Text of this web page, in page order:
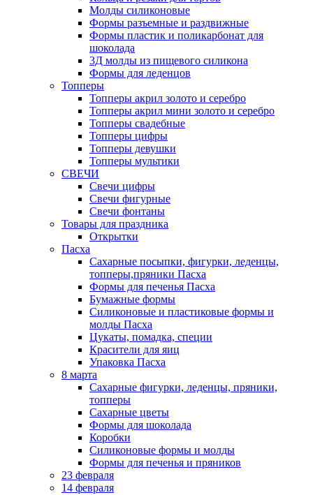
Молды силиконовые
Формы разъемные и раздвижные
Формы пластик и поликарбонат для
шоколада
3Д молды из пищевого силикона
Формы для леденцов
Топперы
Топперы акрил золото и серебро
Топперы акрил мини золото и серебро
Топперы свадебные
Топперы цифры
Топперы девушки
Топперы мультики
СВЕЧИ
Свечи цифры
Свечи фигурные
Свечи фонтаны
Товары для праздника
Открытки
Пасха
Сахарные посыпки, фигурки, леденцы,
топперы,пряники Пасха
Формы для печенья Пасха
Бумажные формы
Силиконовые и пластиковые формы и
молды Пасха
Цукаты, помадка, специи
Красители для яиц
Упаковка Пасха
8 марта
Сахарные фигурки, леденцы, пряники,
топперы
Сахарные цветы
Формы для шоколада
Коробки
Силиконовые формы и молды
Формы для печенья и пряников
23 февраля
14 февраля